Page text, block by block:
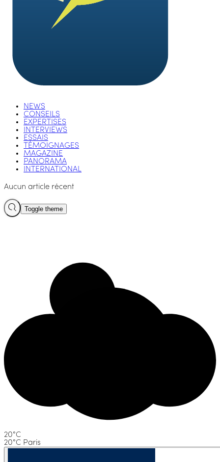
NEWS
CONSEILS
EXPERTISES
INTERVIEWS
ESSAIS
TÉMOIGNAGES
MAGAZINE
PANORAMA
INTERNATIONAL
Aucun article récent
Toggle theme
20°C
20°C Paris